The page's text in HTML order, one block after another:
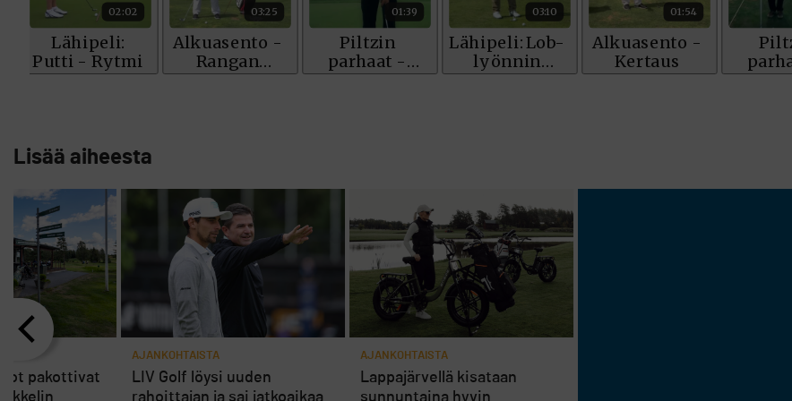
Lisää aiheesta
AJANKOHTAISTA
Lappajärvellä kisataan
sunnuntaina hyvin
pakottivat
AJANKOHTAISTA
LIV Golf löysi uuden
rahoittajan ja sai jatkoaikaa